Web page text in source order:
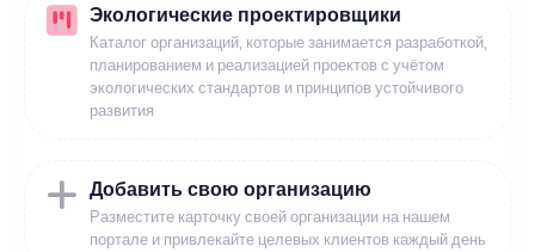
Экологические проектировщики
Каталог организаций, которые занимается разработкой,
планированием и реализацией проектов с учётом
экологических стандартов и принципов устойчивого
развития
Добавить свою организацию
Разместите карточку своей организации на нашем
портале и привлекайте целевых клиентов каждый день